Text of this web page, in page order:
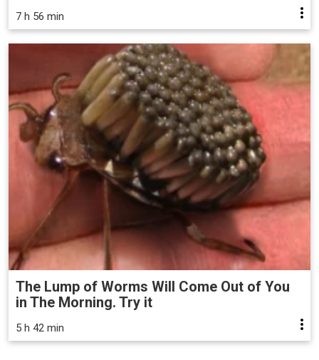
7 h 56 min
The Lump of Worms Will Come Out of You
in The Morning. Try it
5 h 42 min